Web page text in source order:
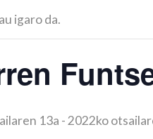
igaro da.
13a - 2022ko